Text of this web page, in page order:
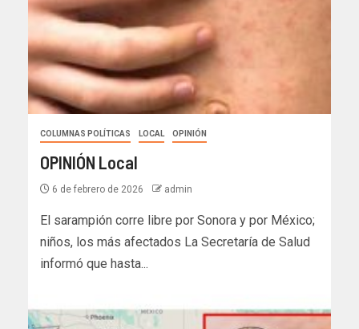
COLUMNAS POLÍTICAS LOCAL OPINIÓN
OPINIÓN Local
6 de febrero de 2026 admin
El sarampión corre libre por Sonora y por México;
niños, los más afectados La Secretaría de Salud
informó que hasta...